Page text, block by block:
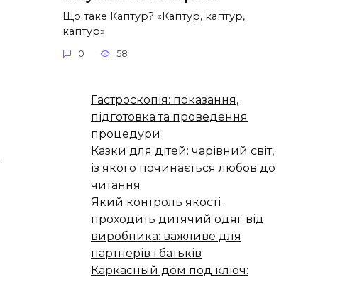
Що таке Каптур? «Каптур, каптур,
каптур».
0 58
Гастроскопія: показання,
підготовка та проведення
процедури
Казки для дітей: чарівний світ,
із якого починається любов до
читання
Який контроль якості
проходить дитячий одяг від
виробника: важливе для
партнерів і батьків
Каркасный дом под ключ: